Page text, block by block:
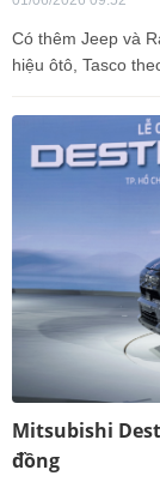
Có thêm Jeep và
hiệu ôtô, Tasco
Mitsubishi
đồng